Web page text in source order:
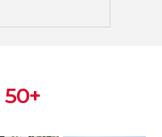
50+